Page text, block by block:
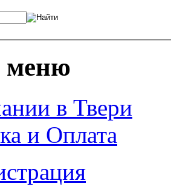
меню
в Твери
и Оплата